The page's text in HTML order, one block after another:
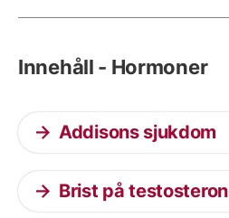
Innehåll - Hormoner
Addisons sjukdom
Brist på testosteron